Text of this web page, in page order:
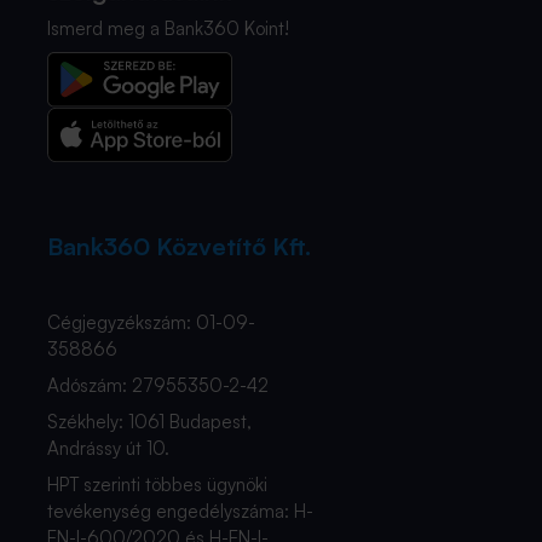
Ismerd meg a Bank360 Koint!
Bank360 Közvetítő Kft.
Cégjegyzékszám: 01-09-
358866
Adószám: 27955350-2-42
Székhely: 1061 Budapest,
Andrássy út 10.
HPT szerinti többes ügynöki
tevékenység engedélyszáma: H-